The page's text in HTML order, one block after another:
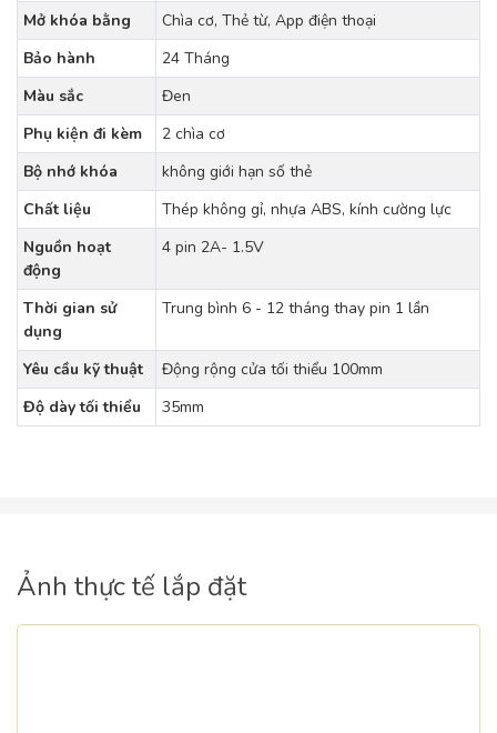
Mở khóa bằng
Chìa cơ, Thẻ từ, App điện thoại
Bảo hành
24 Tháng
Màu sắc
Đen
Phụ kiện đi kèm
2 chìa cơ
Bộ nhớ khóa
không giới hạn số thẻ
Chất liệu
Thép không gỉ, nhựa ABS, kính cường lực
Nguồn hoạt
động
4 pin 2A- 1.5V
Thời gian sử
dụng
Trung bình 6 - 12 tháng thay pin 1 lần
Yêu cầu kỹ thuật
Động rộng cửa tối thiểu 100mm
Độ dày tối thiểu
35mm
Ảnh thực tế lắp đặt